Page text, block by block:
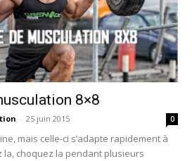
8×8
- 25 juin 2015 0
mais celle-ci s’adapte rapidement à
choquez la pendant plusieurs